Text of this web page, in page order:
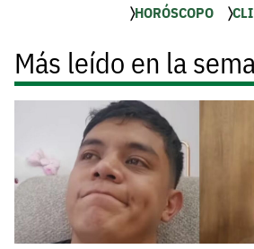
HORÓSCOPO
Más leído en la